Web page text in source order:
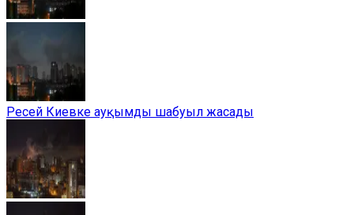
Ресей Киевке ауқымды шабуыл жасады